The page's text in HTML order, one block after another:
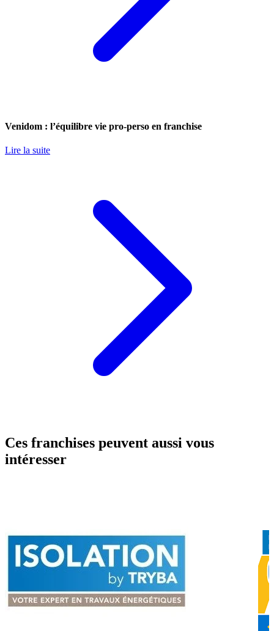
Venidom : l’équilibre vie pro-perso en franchise
Lire la suite
Ces franchises peuvent aussi vous
intéresser